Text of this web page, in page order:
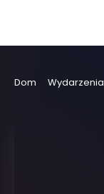
Dom Wydarzenia